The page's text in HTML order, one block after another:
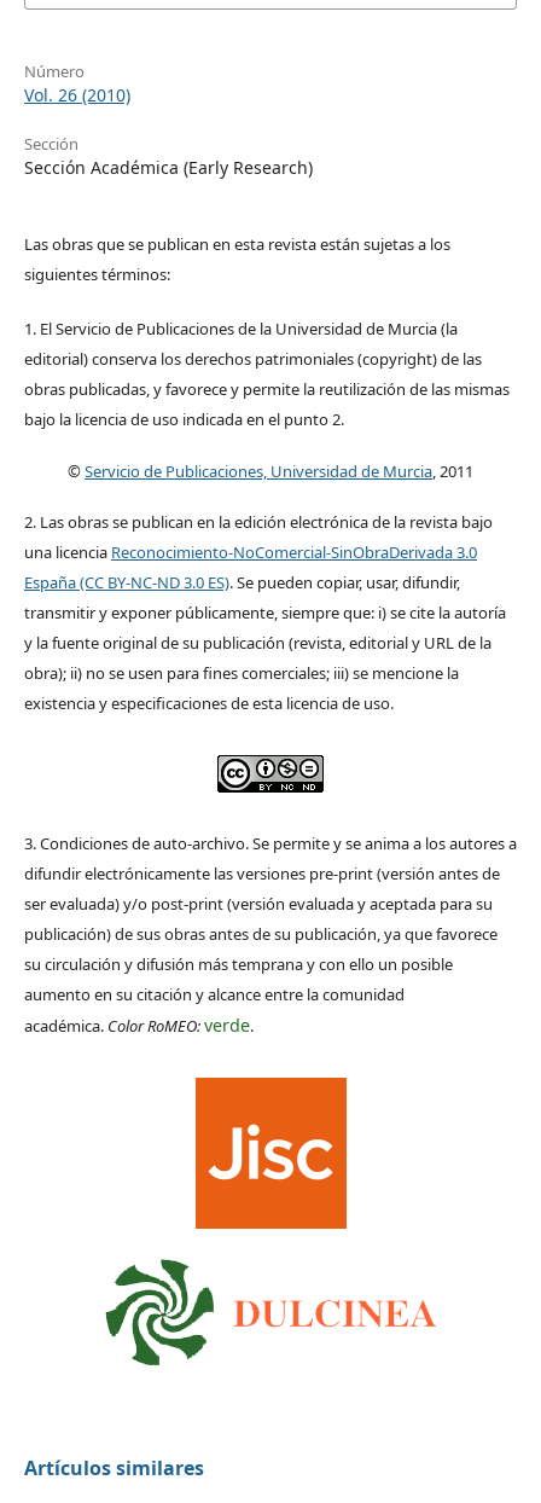
Número
Vol. 26 (2010)
Sección
Sección Académica (Early Research)
Las obras que se publican en esta revista están sujetas a los
siguientes términos:
1. El Servicio de Publicaciones de la Universidad de Murcia (la
editorial) conserva los derechos patrimoniales (copyright) de las
obras publicadas, y favorece y permite la reutilización de las mismas
bajo la licencia de uso indicada en el punto 2.
©Servicio de Publicaciones, Universidad de Murcia, 2011
2. Las obras se publican en la edición electrónica de la revista bajo
una licencia Reconocimiento-NoComercial-SinObraDerivada 3.0
España (CC BY-NC-ND 3.0 ES). Se pueden copiar, usar, difundir,
transmitir y exponer públicamente, siempre que: i) se cite la autoría
y la fuente original de su publicación (revista, editorial y URL de la
obra); ii) no se usen para fines comerciales; iii) se mencione la
existencia y especificaciones de esta licencia de uso.
3. Condiciones de auto-archivo. Se permite y se anima a los autores a
difundir electrónicamente las versiones pre-print (versión antes de
ser evaluada) y/o post-print (versión evaluada y aceptada para su
publicación) de sus obras antes de su publicación, ya que favorece
su circulación y difusión más temprana y con ello un posible
aumento en su citación y alcance entre la comunidad
académica. Color RoMEO:verde.
Artículos similares